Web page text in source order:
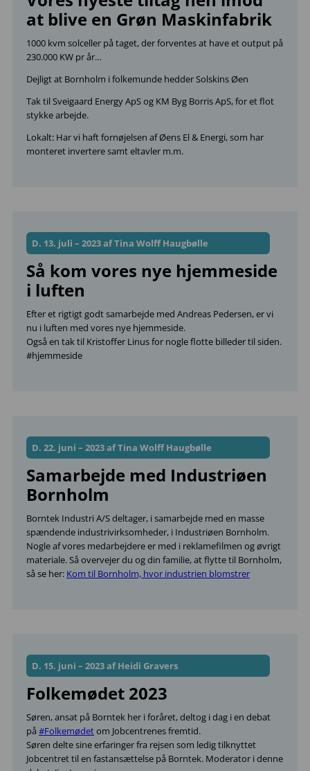
at blive en Grøn Maskinfabrik
1000 kvm solceller på taget, der forventes at have et output på
230.000 KW pr år…
Dejligt at Bornholm i folkemunde hedder Solskins Øen
Tak til Sveigaard Energy ApS og KM Byg Borris ApS, for et flot
stykke arbejde.
Lokalt: Har vi haft fornøjelsen af Øens El & Energi, som har
monteret invertere samt eltavler m.m.
D. 13. juli – 2023 af Tina Wolff Haugbølle
Så kom vores nye hjemmeside
i luften
Efter et rigtigt godt samarbejde med Andreas Pedersen, er vi
nu i luften med vores nye hjemmeside.
Også en tak til Kristoffer Linus for nogle flotte billeder til siden.
#hjemmeside
D. 22. juni – 2023 af Tina Wolff Haugbølle
Samarbejde med Industriøen
Bornholm
Borntek Industri A/S deltager, i samarbejde med en masse
spændende industrivirksomheder, i Industriøen Bornholm.
Nogle af vores medarbejdere er med i reklamefilmen og øvrigt
materiale. Så overvejer du og din familie, at flytte til Bornholm,
så se her: Kom til Bornholm, hvor industrien blomstrer
D. 15. juni – 2023 af Heidi Gravers
Folkemødet 2023
Søren, ansat på Borntek her i foråret, deltog i dag i en debat
på#Folkemødetom Jobcentrenes fremtid.
Søren delte sine erfaringer fra rejsen som ledig tilknyttet
Jobcentret til en fastansættelse på Borntek. Moderator i denne